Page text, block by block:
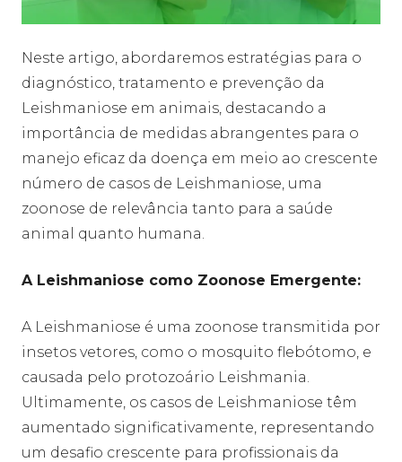
Neste artigo, abordaremos estratégias para o
diagnóstico, tratamento e prevenção da
Leishmaniose em animais, destacando a
importância de medidas abrangentes para o
manejo eficaz da doença em meio ao crescente
número de casos de Leishmaniose, uma
zoonose de relevância tanto para a saúde
animal quanto humana.
A Leishmaniose como Zoonose Emergente:
A Leishmaniose é uma zoonose transmitida por
insetos vetores, como o mosquito flebótomo, e
causada pelo protozoário Leishmania.
Ultimamente, os casos de Leishmaniose têm
aumentado significativamente, representando
um desafio crescente para profissionais da